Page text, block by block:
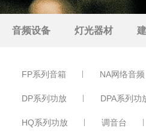
音频设备 灯光器材
FP系列音箱 NA网络音频
DP系列功放 DPA系列功
HQ系列功放 调音台